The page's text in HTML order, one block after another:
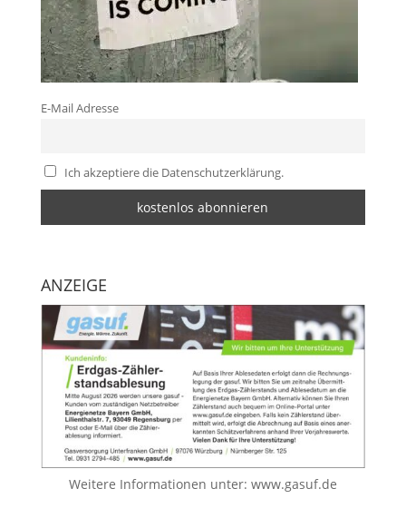
E-Mail Adresse
Ich akzeptiere die Datenschutzerklärung.
ANZEIGE
Weitere Informationen unter: www.gasuf.de